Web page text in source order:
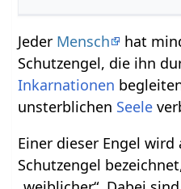
Jeder Mensch
hat
Schutzengel, die ihn
Inkarnationen
unsterblichen Seele
Einer dieser Engel wird
Schutzengel